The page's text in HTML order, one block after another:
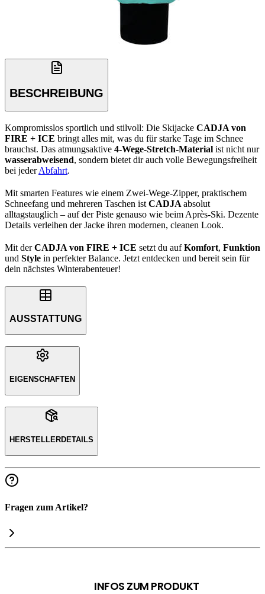
BESCHREIBUNG
Kompromisslos sportlich und stilvoll: Die Skijacke CADJA von
FIRE + ICE bringt alles mit, was du für starke Tage im Schnee
brauchst. Das atmungsaktive 4-Wege-Stretch-Material ist nicht nur
wasserabweisend, sondern bietet dir auch volle Bewegungsfreiheit
bei jederAbfahrt.
Mit smarten Features wie einem Zwei-Wege-Zipper, praktischem
Schneefang und mehreren Taschen ist CADJA absolut
alltagstauglich – auf der Piste genauso wie beim Après-Ski. Dezente
Details verleihen der Jacke ihren modernen, cleanen Look.
Mit derCADJA von FIRE + ICE setzt du aufKomfort, Funktion
und Style in perfekter Balance. Jetzt entdecken und bereit sein für
dein nächstes Winterabenteuer!
AUSSTATTUNG
EIGENSCHAFTEN
HERSTELLERDETAILS
Fragen zum Artikel?
INFOS ZUM PRODUKT